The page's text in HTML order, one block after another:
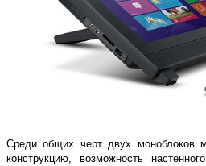
Среди общих черт двух моноблоков
конструкцию, возможность